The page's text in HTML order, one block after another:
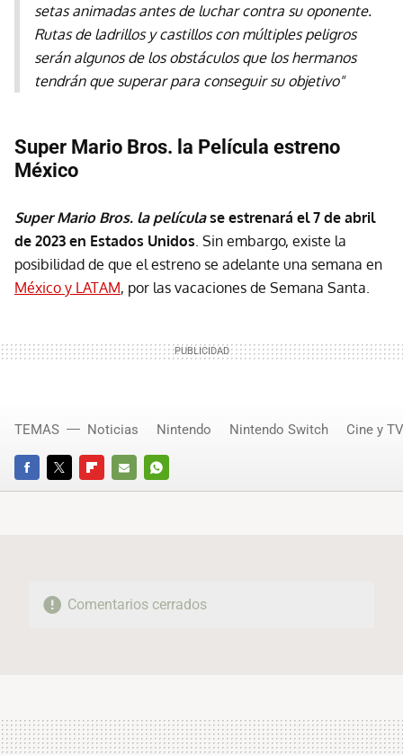
setas animadas antes de luchar contra su oponente.
Rutas de ladrillos y castillos con múltiples peligros
serán algunos de los obstáculos que los hermanos
tendrán que superar para conseguir su objetivo"
Super Mario Bros. la Película estreno
México
Super Mario Bros. la películase estrenará el 7 de abril
de 2023 en Estados Unidos . Sin embargo, existe la
posibilidad de que el estreno se adelante una semana en
México y LATAM, por las vacaciones de Semana Santa.
FACEBOOKTWITTERFLIPBOARD
E-
WHATSAPP
TEMAS Noticias Nintendo Nintendo Switch Cine y TV
Comentarios cerrados